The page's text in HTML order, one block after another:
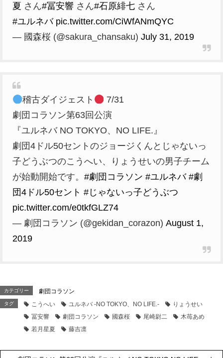
夏 さん#冨安響 さん#石原緋七 さん
#ユルネバ pic.twitter.com/CiWfANmQYC
— 國森桜 (@sakura_chansaku) July 31, 2019
稽古ダイジェスト
7/31
劇団コラソン第63回公演
『ユルネバ NO TOKYO、NO LIFE.』
劇団4ドル50セントのジョージくんとじゃないっ
子どうぶつのこうへい、りょうせいの男子チーム
が始動開始です。 #劇団コラソン #ユルネバ #劇
団4ドル50セント #じゃないっ子どうぶつ
pic.twitter.com/e0tkfGLZ74
— 劇団コラソン (@gekidan_corazon) August 1,
2019
カテゴリー 劇団コラソン
タグ こうへい ユルネバ -NO TOKYO、NO LIFE.-
りょうせい
冨安響
劇団コラソン 國森桜 尾崎尉二
木苺あめ
若月星夏
藤吉凛